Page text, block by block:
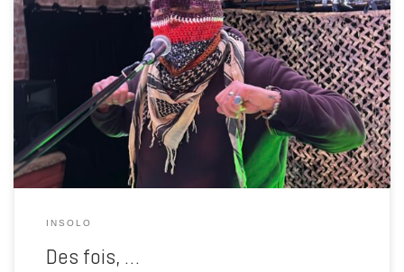
tu connais le principe ? tout à fond !!! Ces derniers temps, les
images attendent leur tour. C’est le son qui a pris le pouvoir. Le
genre de truc qui te vole des heures sans prévenir, qui te fait lever la
tête et découvrir qu’il est déjà trois heures du […]
INSOLO
Des fois, …